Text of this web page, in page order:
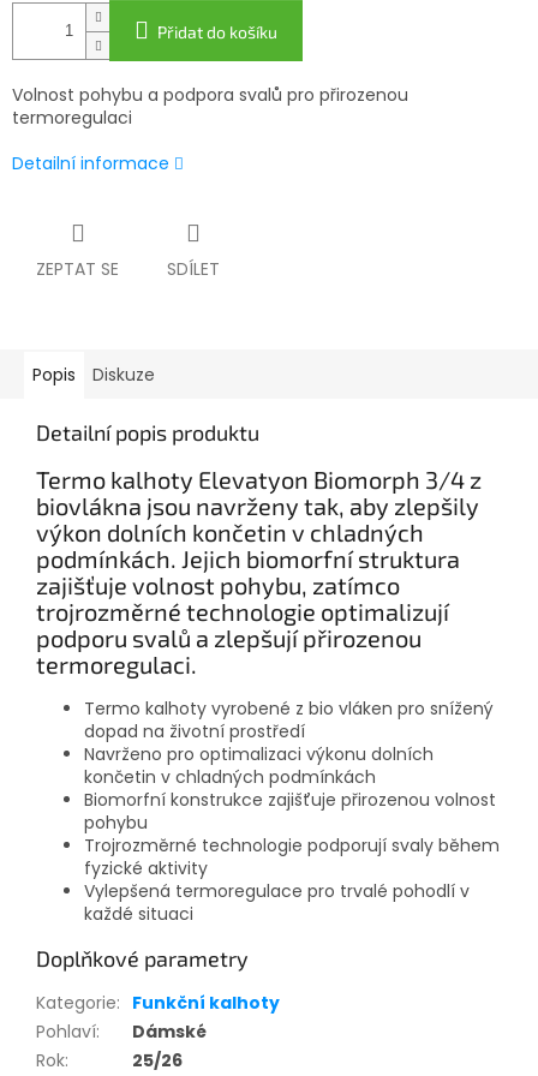
Přidat do košíku
Volnost pohybu a podpora svalů pro přirozenou
termoregulaci
Detailní informace
ZEPTAT SE SDÍLET
Popis Diskuze
Detailní popis produktu
Termo kalhoty Elevatyon Biomorph 3/4 z
biovlákna jsou navrženy tak, aby zlepšily
výkon dolních končetin v chladných
podmínkách. Jejich biomorfní struktura
zajišťuje volnost pohybu, zatímco
trojrozměrné technologie optimalizují
podporu svalů a zlepšují přirozenou
termoregulaci.
Termo kalhoty vyrobené z bio vláken pro snížený
dopad na životní prostředí
Navrženo pro optimalizaci výkonu dolních
končetin v chladných podmínkách
Biomorfní konstrukce zajišťuje přirozenou volnost
pohybu
Trojrozměrné technologie podporují svaly během
fyzické aktivity
Vylepšená termoregulace pro trvalé pohodlí v
každé situaci
Doplňkové parametry
Kategorie: Funkční kalhoty
Pohlaví:
Dámské
Rok: 25/26